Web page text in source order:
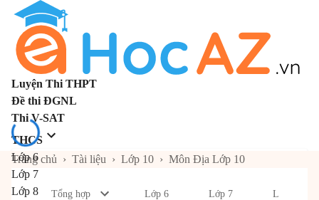
Luyện Thi THPT
Đề thi ĐGNL
Thi V-SAT
THCS
Lớp 6
Lớp 7
Lớp 8
Trang chủ › Tài liệu › Lớp 10 › Môn Địa Lớp 10
Tổng hợp Lớp 6 Lớp 7 Lớp 8